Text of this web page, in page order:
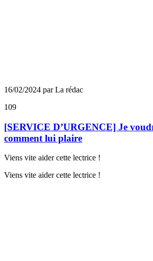
16/02/2024 par La rédac
109
[SERVICE D’URGENCE] Je
comment lui plaire
Viens vite aider cette lectrice !
Viens vite aider cette lectrice !